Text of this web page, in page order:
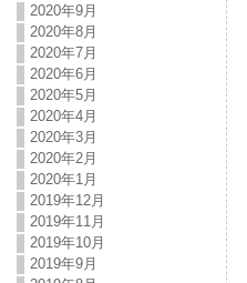
2020年9月
2020年8月
2020年7月
2020年6月
2020年5月
2020年4月
2020年3月
2020年2月
2020年1月
2019年12月
2019年11月
2019年10月
2019年9月